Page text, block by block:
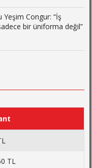
Yeşim Congur: “İş
bir üniforma değil”
TL